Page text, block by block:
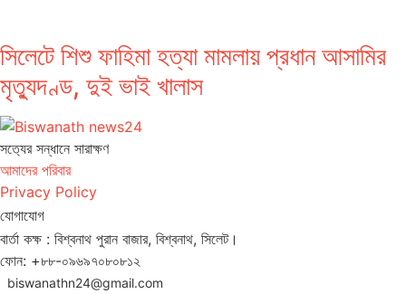
সিলেটে শিশু ফাহিমা হত্যা মামলায় প্রধান আসামির
মৃত্যুদণ্ড, দুই ভাই খালাস
সত‌্যের সন্ধানে সারাক্ষণ
আমাদের পরিবার
Privacy Policy
যোগাযোগ
বার্তা কক্ষ : বিশ্বনাথ পুরান বাজার, বিশ্বনাথ, সিলেট।
ফোন: +৮৮-০৯৬৯৭০৮০৮১২
biswanathn24@gmail.com